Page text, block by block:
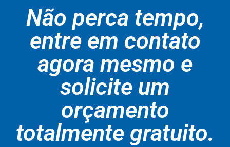
Não perca tempo,
entre em contato
agora mesmo e
solicite um
orçamento
totalmente gratuito.